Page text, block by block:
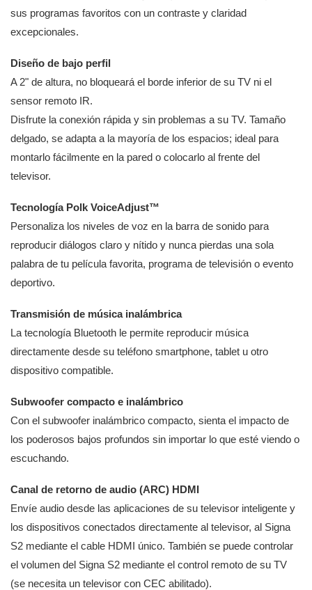
sus programas favoritos con un contraste y claridad
excepcionales.
Diseño de bajo perfil
A 2" de altura, no bloqueará el borde inferior de su TV ni el
sensor remoto IR.
Disfrute la conexión rápida y sin problemas a su TV. Tamaño
delgado, se adapta a la mayoría de los espacios; ideal para
montarlo fácilmente en la pared o colocarlo al frente del
televisor.
Tecnología Polk VoiceAdjust™
Personaliza los niveles de voz en la barra de sonido para
reproducir diálogos claro y nítido y nunca pierdas una sola
palabra de tu película favorita, programa de televisión o evento
deportivo.
Transmisión de música inalámbrica
La tecnología Bluetooth le permite reproducir música
directamente desde su teléfono smartphone, tablet u otro
dispositivo compatible.
Subwoofer compacto e inalámbrico
Con el subwoofer inalámbrico compacto, sienta el impacto de
los poderosos bajos profundos sin importar lo que esté viendo o
escuchando.
Canal de retorno de audio (ARC) HDMI
Envíe audio desde las aplicaciones de su televisor inteligente y
los dispositivos conectados directamente al televisor, al Signa
S2 mediante el cable HDMI único. También se puede controlar
el volumen del Signa S2 mediante el control remoto de su TV
(se necesita un televisor con CEC abilitado).